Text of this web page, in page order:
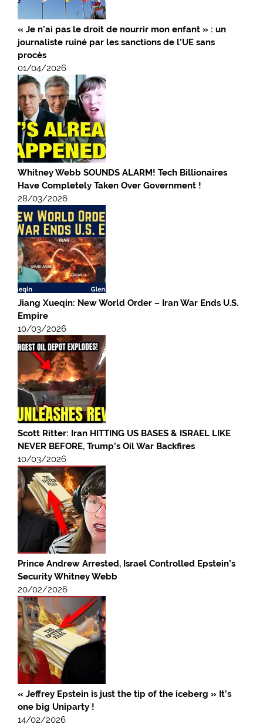
« Je n’ai pas le droit de nourrir mon enfant » : un
journaliste ruiné par les sanctions de l’UE sans
procès
01/04/2026
Whitney Webb SOUNDS ALARM! Tech Billionaires
Have Completely Taken Over Government !
28/03/2026
Jiang Xueqin: New World Order – Iran War Ends U.S.
Empire
10/03/2026
Scott Ritter: Iran HITTING US BASES & ISRAEL LIKE
NEVER BEFORE, Trump’s Oil War Backfires
10/03/2026
Prince Andrew Arrested, Israel Controlled Epstein’s
Security Whitney Webb
20/02/2026
« Jeffrey Epstein is just the tip of the iceberg » It’s
one big Uniparty !
14/02/2026